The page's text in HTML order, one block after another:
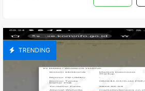
TRENDING